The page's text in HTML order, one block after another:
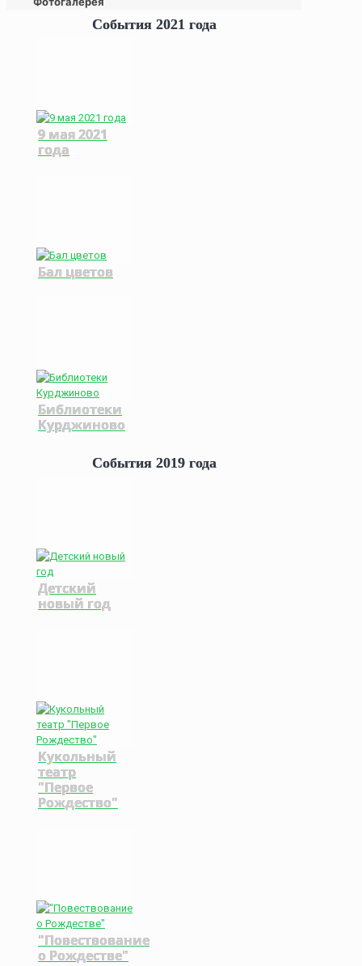
События 2021 года
9 мая 2021
года
Бал цветов
Библиотеки
Курджиново
События 2019 года
Детский
новый год
Кукольный
театр
"Первое
Рождество"
"Повествование
о Рождестве"